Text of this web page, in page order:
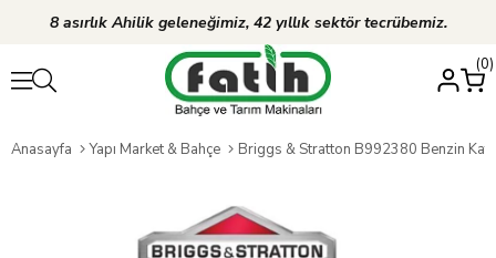
8 asırlık Ahilik geleneğimiz, 42 yıllık sektör tecrübemiz.
0
Anasayfa Yapı Market & Bahçe Briggs & Stratton B992380 Benzin